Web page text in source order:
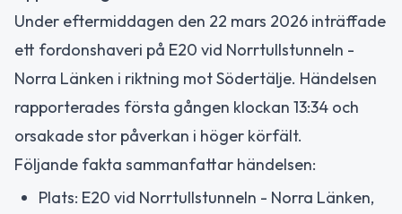
Under eftermiddagen den 22 mars 2026 inträffade
ett fordonshaveri på E20 vid Norrtullstunneln -
Norra Länken i riktning mot Södertälje. Händelsen
rapporterades första gången klockan 13:34 och
orsakade stor påverkan i höger körfält.
Följande fakta sammanfattar händelsen:
Plats: E20 vid Norrtullstunneln - Norra Länken,